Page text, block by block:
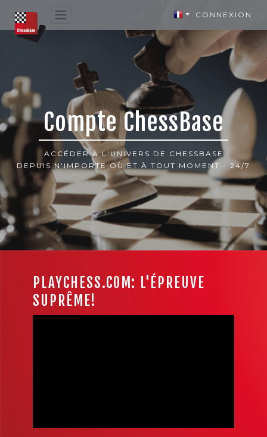
CONNEXION
Compte ChessBase
ACCÉDER À L'UNIVERS DE CHESSBASE
DEPUIS N'IMPORTE OÙ ET À TOUT MOMENT - 24/7
PLAYCHESS.COM: L'ÉPREUVE
SUPRÊME!